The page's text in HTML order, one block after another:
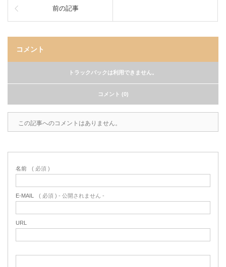
前の記事
コメント
トラックバックは利用できません。
コメント (0)
この記事へのコメントはありません。
名前 ( 必須 )
E-MAIL ( 必須 ) - 公開されません -
URL